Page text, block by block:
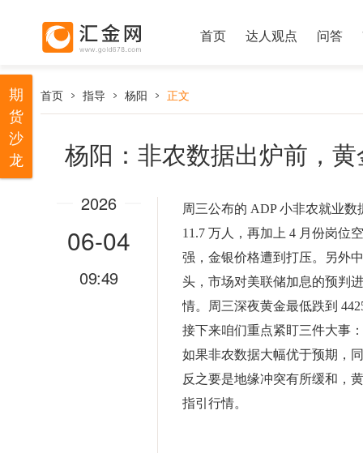
首页 达人观点 问答
首页 指导 杨阳 正文
杨阳：非农数据出炉前，
2026
06-04
09:49
周三公布的 ADP 小非农就业
11.7 万人，再加上 4 月份岗位
强，金银价格遭到打压。另外
头，市场对美联储加息的预判
情。周三深夜黄金最低跌到
接下来咱们重点紧盯三件大事
如果非农数据大幅优于预期，
反之要是地缘冲突有所缓和，
指引行情。
期
货
沙
龙